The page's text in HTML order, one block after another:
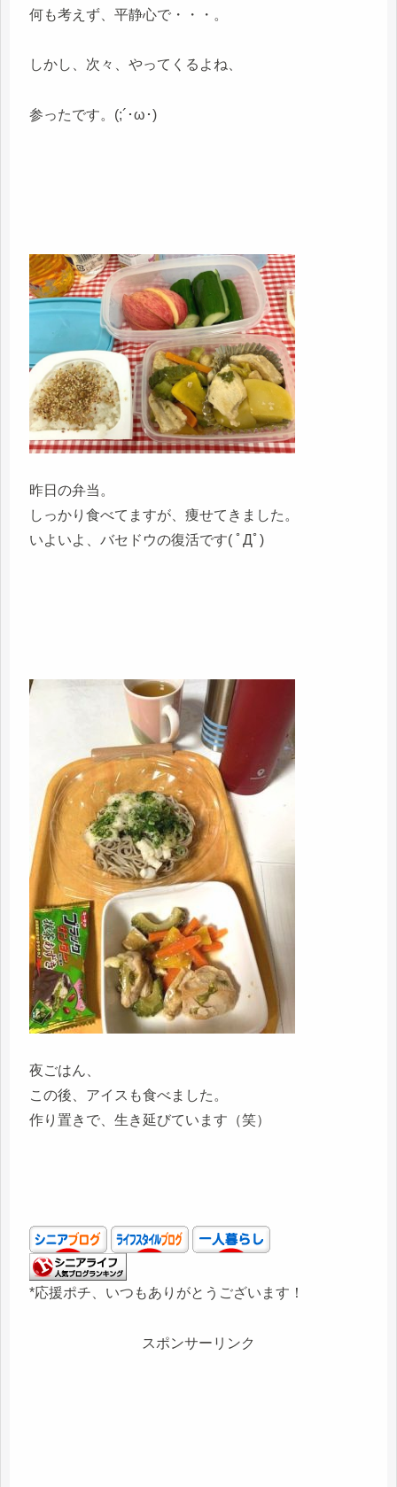
何も考えず、平静心で・・・。
しかし、次々、やってくるよね、
参ったです。(;´･ω･)
昨日の弁当。
しっかり食べてますが、痩せてきました。
いよいよ、バセドウの復活です( ﾟДﾟ)
夜ごはん、
この後、アイスも食べました。
作り置きで、生き延びています（笑）
*応援ポチ、いつもありがとうございます！
スポンサーリンク